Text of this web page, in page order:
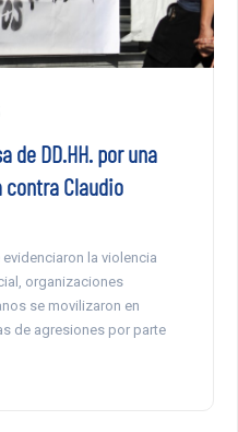
de DD.HH. por una
contra Claudio
la violencia
organizaciones
se movilizaron en
de agresiones por parte